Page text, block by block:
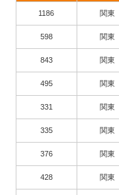
1186 関東
598 関東
843 関東
495 関東
331 関東
335 関東
376 関東
428 関東